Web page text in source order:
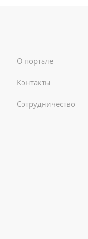
О портале
Контакты
Сотрудничество